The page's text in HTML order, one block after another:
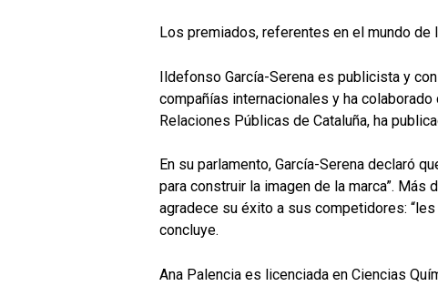
Los premiados, referentes en el mundo de
Ildefonso García-Serena es publicista y
compañías internacionales y ha
Relaciones Públicas de Cataluña, ha
En su parlamento, García-Serena declaró
para construir la imagen de la marca”.
agradece su éxito a sus competidores:
concluye.
Ana Palencia es licenciada en Ciencias